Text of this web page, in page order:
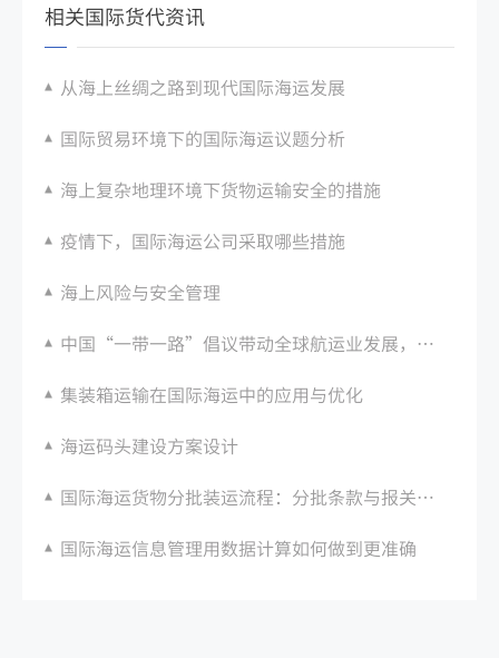
相关国际货代资讯
从海上丝绸之路到现代国际海运发展
国际贸易环境下的国际海运议题分析
海上复杂地理环境下货物运输安全的措施
疫情下，国际海运公司采取哪些措施
海上风险与安全管理
中国“一带一路”倡议带动全球航运业发展，成为世界海运大国之一
集装箱运输在国际海运中的应用与优化
海运码头建设方案设计
国际海运货物分批装运流程：分批条款与报关要求
国际海运信息管理用数据计算如何做到更准确